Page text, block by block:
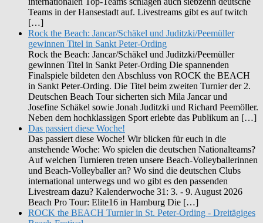
Teams in der Hansestadt auf. Livestreams gibt es auf twitch
[…]
Rock the Beach: Jancar/Schäkel und Juditzki/Peemüller
gewinnen Titel in Sankt Peter-Ording
Rock the Beach: Jancar/Schäkel und Juditzki/Peemüller
gewinnen Titel in Sankt Peter-Ording Die spannenden
Finalspiele bildeten den Abschluss von ROCK the BEACH
in Sankt Peter-Ording. Die Titel beim zweiten Turnier der 2.
Deutschen Beach Tour sicherten sich Mila Jancar und
Josefine Schäkel sowie Jonah Juditzki und Richard Peemöller.
Neben dem hochklassigen Sport erlebte das Publikum an […]
Das passiert diese Woche!
Das passiert diese Woche! Wir blicken für euch in die
anstehende Woche: Wo spielen die deutschen Nationalteams?
Auf welchen Turnieren treten unsere Beach-Volleyballerinnen
und Beach-Volleyballer an? Wo sind die deutschen Clubs
international unterwegs und wo gibt es den passenden
Livestream dazu? Kalenderwoche 31: 3. - 9. August 2026
Beach Pro Tour: Elite16 in Hamburg Die […]
ROCK the BEACH Turnier in St. Peter-Ording - Dreitägiges